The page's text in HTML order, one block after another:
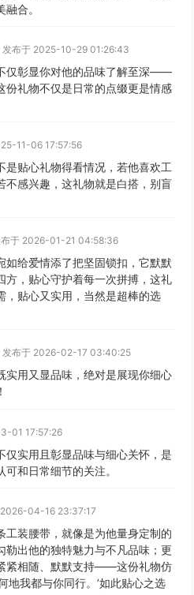
合。
发布于 2025-10-29 01:26:43
仅彰显你对他的品味了解至深——
份礼物不仅是日常的点缀更是情感
11-06 17:57:56
是贴心礼物得看情况，若他喜欢工
不感兴趣，这礼物就是白搭，别盲
于 2026-01-21 04:58:36
如给爱情添了把坚固锁扣，它默默
方，贴心守护着每一次拼搏，这礼
，贴心又实用，当然是超棒的选
发布于 2026-02-17 03:40:25
实用又显品味，绝对是展现你细心
01 17:57:26
仅实用且彰显品味与细心关怀，是
和日常细节的关注。
2026-04-16 23:37:17
工装腰带，就像是为他量身定制的
勒出他的独特魅力与不凡品味；更
紧相随、默默支持——这份礼物仿
地我都与你同行。’如此贴心之选